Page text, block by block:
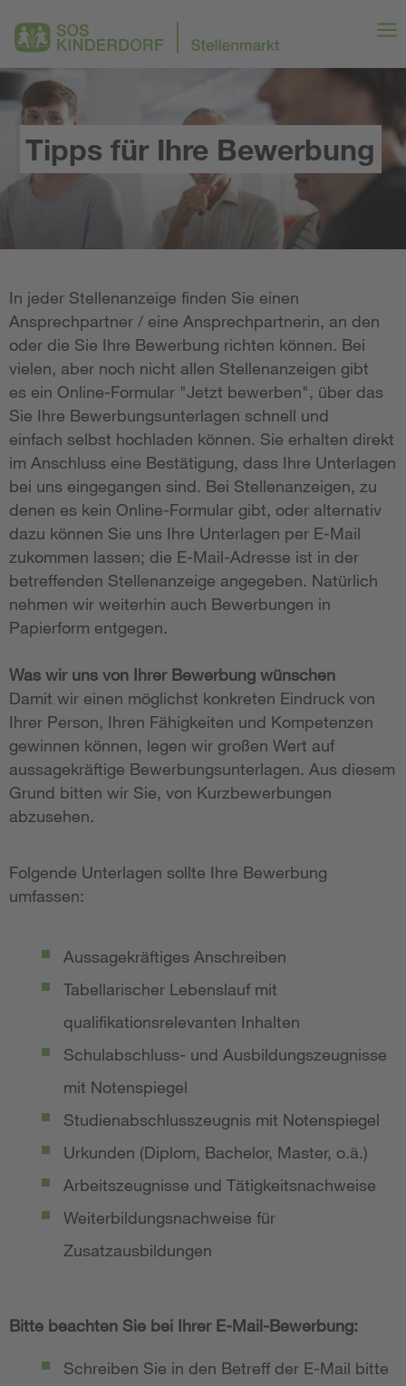
Tipps für Ihre Bewerbung
In jeder Stellenanzeige finden Sie einen
Ansprechpartner / eine Ansprechpartnerin, an den
oder die Sie Ihre Bewerbung richten können. Bei
vielen, aber noch nicht allen Stellenanzeigen gibt
es ein Online-Formular "Jetzt bewerben", über das
Sie Ihre Bewerbungsunterlagen schnell und
einfach selbst hochladen können. Sie erhalten direkt
im Anschluss eine Bestätigung, dass Ihre Unterlagen
bei uns eingegangen sind. Bei Stellenanzeigen, zu
denen es kein Online-Formular gibt, oder alternativ
dazu können Sie uns Ihre Unterlagen per E-Mail
zukommen lassen; die E-Mail-Adresse ist in der
betreffenden Stellenanzeige angegeben. Natürlich
nehmen wir weiterhin auch Bewerbungen in
Papierform entgegen.
Was wir uns von Ihrer Bewerbung wünschen
Damit wir einen möglichst konkreten Eindruck von
Ihrer Person, Ihren Fähigkeiten und Kompetenzen
gewinnen können, legen wir großen Wert auf
aussagekräftige Bewerbungsunterlagen. Aus diesem
Grund bitten wir Sie, von Kurzbewerbungen
abzusehen.
Folgende Unterlagen sollte Ihre Bewerbung
umfassen:
Aussagekräftiges Anschreiben
Tabellarischer Lebenslauf mit
qualifikationsrelevanten Inhalten
Schulabschluss- und Ausbildungszeugnisse
mit Notenspiegel
Studienabschlusszeugnis mit Notenspiegel
Urkunden (Diplom, Bachelor, Master, o.ä.)
Arbeitszeugnisse und Tätigkeitsnachweise
Weiterbildungsnachweise für
Zusatzausbildungen
Bitte beachten Sie bei Ihrer E-Mail-Bewerbung:
Schreiben Sie in den Betreff der E-Mail bitte